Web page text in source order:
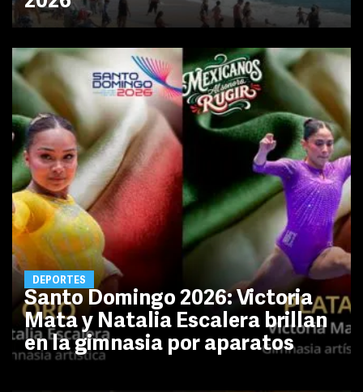
DEPORTES
Santo Domingo 2026: Victoria
Mata y Natalia Escalera brillan
en la gimnasia por aparatos